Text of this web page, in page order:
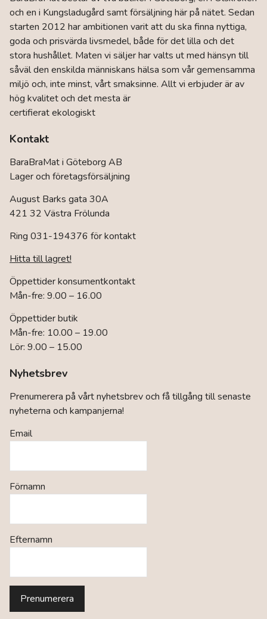
och en i Kungsladugård samt försäljning här på nätet. Sedan
starten 2012 har ambitionen varit att du ska finna nyttiga,
goda och prisvärda livsmedel, både för det lilla och det
stora hushållet. Maten vi säljer har valts ut med hänsyn till
såväl den enskilda människans hälsa som vår gemensamma
miljö och, inte minst, vårt smaksinne. Allt vi erbjuder är av
hög kvalitet och det mesta är
certifierat ekologiskt
Kontakt
BaraBraMat i Göteborg AB
Lager och företagsförsäljning
August Barks gata 30A
421 32 Västra Frölunda
Ring 031-194376 för kontakt
Hitta till lagret!
Öppettider konsumentkontakt
Mån-fre: 9.00 – 16.00
Öppettider butik
Mån-fre: 10.00 – 19.00
Lör: 9.00 – 15.00
Nyhetsbrev
Prenumerera på vårt nyhetsbrev och få tillgång till senaste
nyheterna och kampanjerna!
Email
Förnamn
Efternamn